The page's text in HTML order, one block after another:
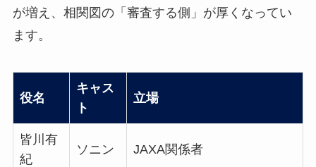
が増え、相関図の「審査する側」が厚くなってい
ます。
役名
キャス
ト
立場
皆川有
紀
ソニン JAXA関係者